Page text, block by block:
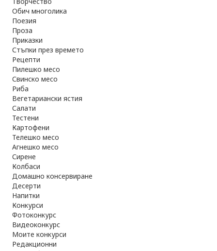
Обич многолика
Поезия
Проза
Приказки
Стъпки през времето
Рецепти
Пилешко месо
Свинско месо
Риба
Вегетариански ястия
Салати
Тестени
Картофени
Телешко месо
Агнешко месо
Сирене
Колбаси
Домашно консервиране
Десерти
Напитки
Конкурси
Фотоконкурс
Видеоконкурс
Моите конкурси
Редакционни